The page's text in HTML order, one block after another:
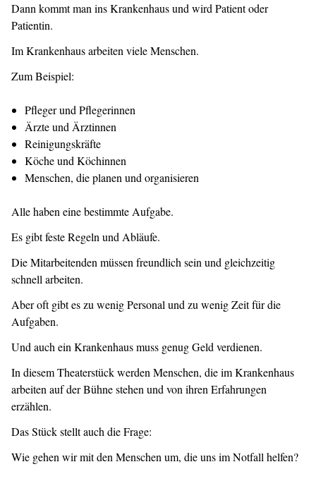
Dann kommt man ins Krankenhaus und wird Patient oder
Patientin.
Im Krankenhaus arbeiten viele Menschen.
Zum Beispiel:
Pfleger und Pflegerinnen
Ärzte und Ärztinnen
Reinigungskräfte
Köche und Köchinnen
Menschen, die planen und organisieren
Alle haben eine bestimmte Aufgabe.
Es gibt feste Regeln und Abläufe.
Die Mitarbeitenden müssen freundlich sein und gleichzeitig
schnell arbeiten.
Aber oft gibt es zu wenig Personal und zu wenig Zeit für die
Aufgaben.
Und auch ein Krankenhaus muss genug Geld verdienen.
In diesem Theaterstück werden Menschen, die im Krankenhaus
arbeiten auf der Bühne stehen und von ihren Erfahrungen
erzählen.
Das Stück stellt auch die Frage:
Wie gehen wir mit den Menschen um, die uns im Notfall helfen?